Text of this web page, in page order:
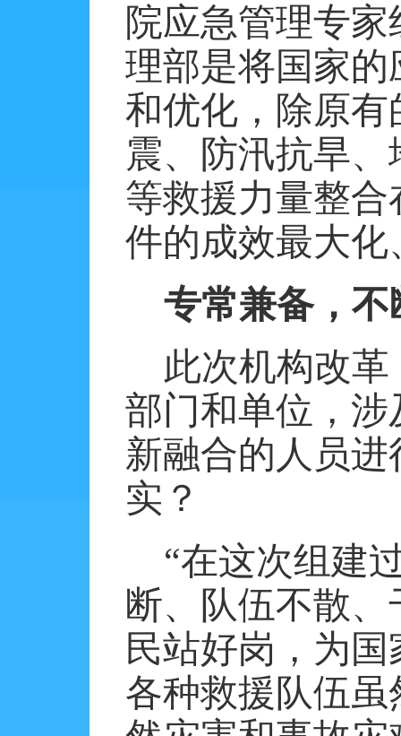
院应急管理专
理部是将国家
和优化，除原
震、防汛抗旱
等救援力量整
件的成效最大化
专常兼备，不
此次机构改
部门和单位，
新融合的人员
实？
“在这次组建
断、队伍不散
民站好岗，为
各种救援队伍